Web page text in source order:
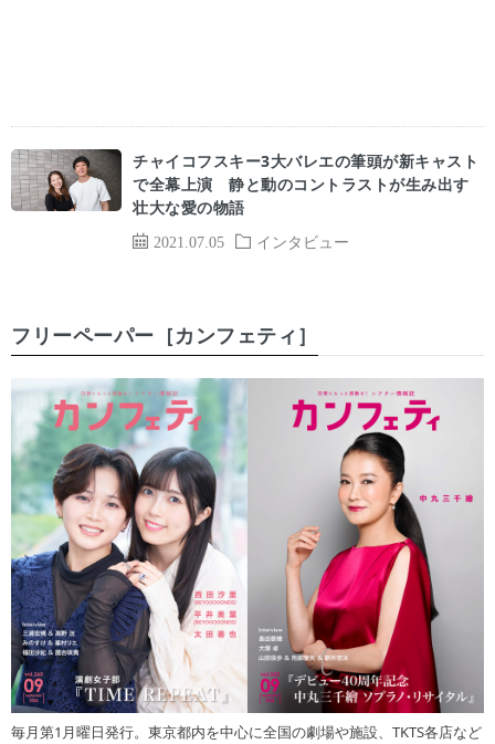
2021.07.05 インタビュー
チャイコフスキー3大バレエの筆頭が新キャスト
で全幕上演 静と動のコントラストが生み出す
壮大な愛の物語
フリーペーパー［カンフェティ］
毎月第1月曜日発行。東京都内を中心に全国の劇場や施設、TKTS各店など